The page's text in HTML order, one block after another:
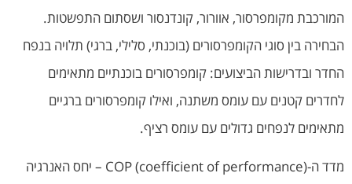
המורכבת מקומפרסור, אוורור, קונדנסור ושסתום התפשטות.
הבחירה בין סוגי הקומפרסורים (בוכנתי, סלילי, ברגי) תלויה בנפח
החדר ובדרישות הביצועים: קומפרסורים בוכנתיים מתאימים
לחדרים קטנים עם עומס משתנה, ואילו קומפרסורים ברגיים
מתאימים לנפחים גדולים עם עומס רציף.
מדד ה-COP (coefficient of performance) – יחס האנרגיה